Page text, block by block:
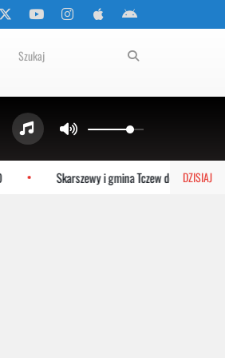
DZISIAJ
Skarszewy i gmina Tczew dołączają do